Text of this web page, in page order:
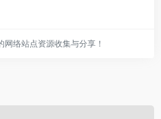
络站点资源收集与分享！